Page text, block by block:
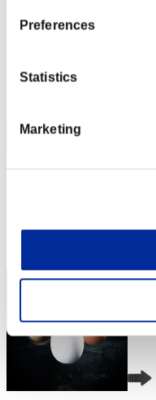
Preferences
Statistics
Marketing
RANK